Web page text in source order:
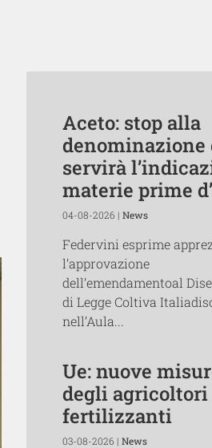
Aceto: stop alla
denominazione
servirà
materie prime
04-08-2026 | News
Federvini esprime
l’approvazione
dell’emendamentoal
di Legge Coltiva
nell’Aula...
Ue: nuove
degli
fertilizzanti
03-08-2026 | News